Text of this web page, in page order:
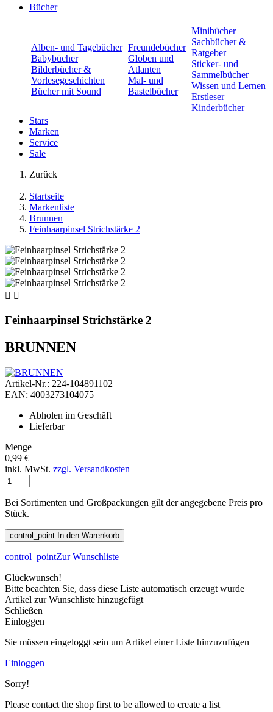
Bücher
Alben- und Tagebücher
Babybücher
Bilderbücher &
Vorlesegeschichten
Bücher mit Sound
Freundebücher
Globen und
Atlanten
Mal- und
Bastelbücher
Minibücher
Sachbücher &
Ratgeber
Sticker- und
Sammelbücher
Wissen und Lernen
Erstleser
Kinderbücher
Stars
Marken
Service
Sale
Zurück
|
Startseite
Markenliste
Brunnen
Feinhaarpinsel Strichstärke 2
 
Feinhaarpinsel Strichstärke 2
BRUNNEN
Artikel-Nr.: 224-104891102
EAN: 4003273104075
Abholen im Geschäft
Lieferbar
Menge
0,99 €
inkl. MwSt. zzgl. Versandkosten
Bei Sortimenten und Großpackungen gilt der angegebene Preis pro
Stück.
control_point In den Warenkorb
control_pointZur Wunschliste
Glückwunsch!
Bitte beachten Sie, dass diese Liste automatisch erzeugt wurde
Artikel zur Wunschliste hinzugefügt
Schließen
Einloggen
Sie müssen eingeloggt sein um Artikel einer Liste hinzuzufügen
Einloggen
Sorry!
Please contact the shop first to be allowed to create a list